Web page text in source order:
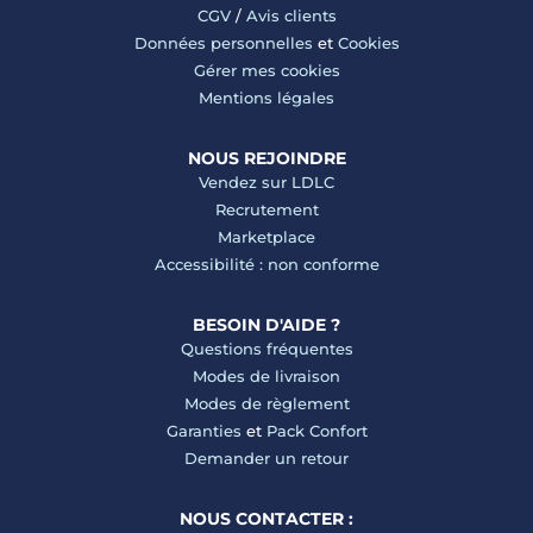
CGV/ Avis clients
Données personnelles et Cookies
Gérer mes cookies
Mentions légales
NOUS REJOINDRE
Vendez sur LDLC
Recrutement
Marketplace
Accessibilité : non conforme
BESOIN D'AIDE ?
Questions fréquentes
Modes de livraison
Modes de règlement
Garanties et Pack Confort
Demander un retour
NOUS CONTACTER :